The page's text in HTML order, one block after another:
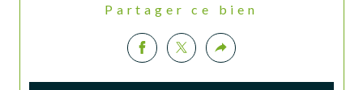
Partager ce bien